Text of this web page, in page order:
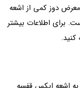
دوز کمی از اشعه
برای اطلاعات بیشتر